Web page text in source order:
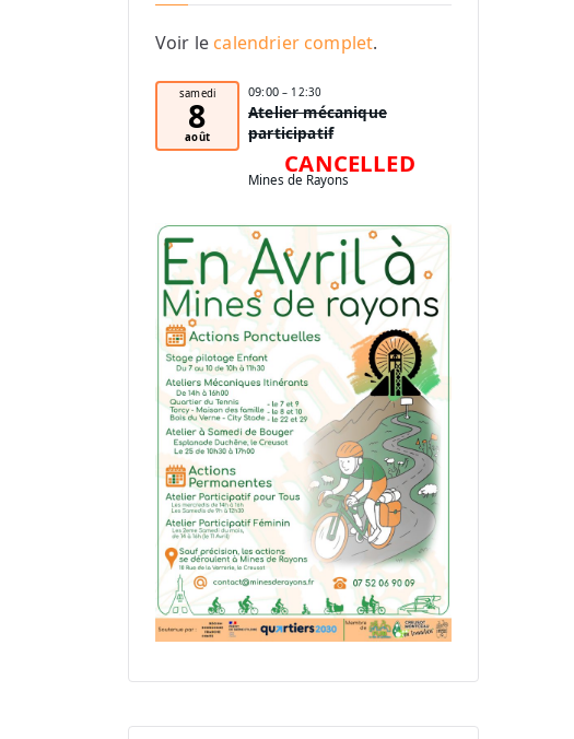
Voir le calendrier complet.
samedi
8
août
09:00 – 12:30
Atelier mécanique
participatif
CANCELLED
Mines de Rayons